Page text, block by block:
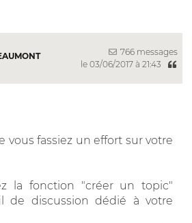
766 messages
le 03/06/2017 à 21:43
vous fassiez un effort sur votre
la fonction "créer un topic"
de discussion dédié à votre